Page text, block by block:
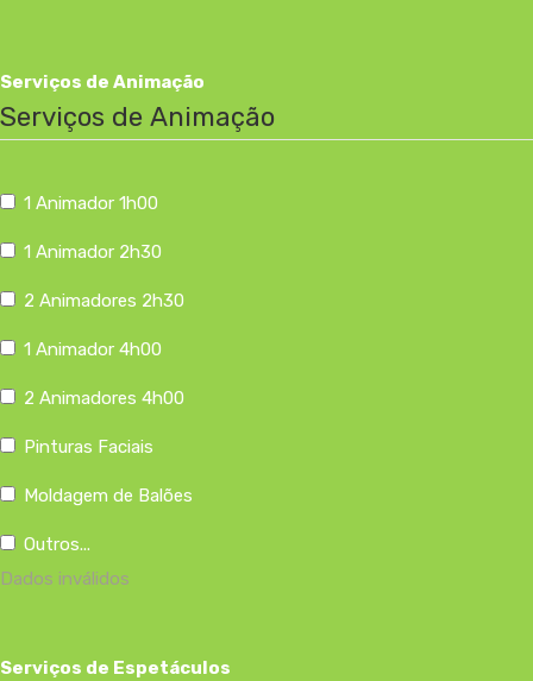
Serviços de Animação
Serviços de Animação
1 Animador 1h00
1 Animador 2h30
2 Animadores 2h30
1 Animador 4h00
2 Animadores 4h00
Pinturas Faciais
Moldagem de Balões
Outros...
Dados inválidos
Serviços de Espetáculos